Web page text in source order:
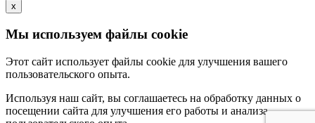
x
Мы используем файлы cookie
Этот сайт использует файлы cookie для улучшения вашего
пользовательского опыта.
Используя наш сайт, вы соглашаетесь на обработку данных о
посещении сайта для улучшения его работы и анализа